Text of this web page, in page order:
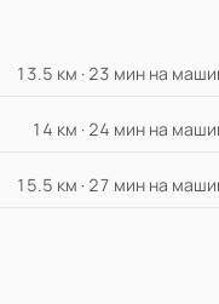
13.5 км · 23 мин на
14 км · 24 мин на
15.5 км · 27 мин на